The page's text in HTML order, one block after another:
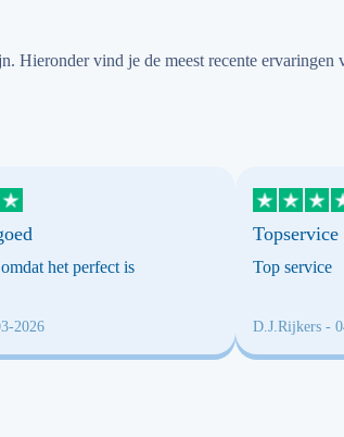
Hieronder vind je de meest recente ervaringen
het perfect is
2026
Topservice
Top service
D.J.Rijkers -